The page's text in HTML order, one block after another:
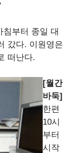
부터 종일 대
갔다. 이원영은
떠난다.
[월간
바둑]
한편
10시
부터
시작